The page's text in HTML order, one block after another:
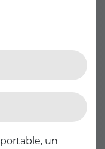
un